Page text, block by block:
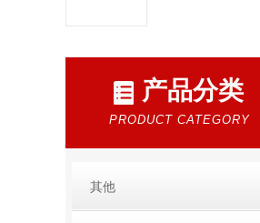
产品分类
PRODUCT CATEGORY
其他